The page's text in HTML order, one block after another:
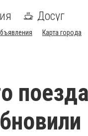
Досуг
Карта города
поезда